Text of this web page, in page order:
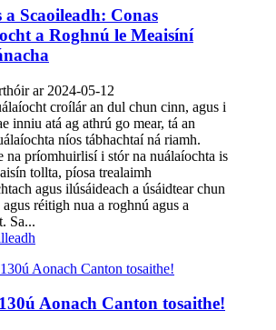
a Scaoileadh: Conas
a Roghnú le Meaisíní
ar 2024-05-12
croílár an dul chun cinn, agus i
inniu atá ag athrú go mear, tá an
níos tábhachtaí ná riamh.
na príomhuirlisí i stór na nuálaíochta is
tollta, píosa trealaimh
agus ilúsáideach a úsáidtear chun
agus réitigh nua a roghnú agus a
Sa...
Aonach Canton tosaithe!